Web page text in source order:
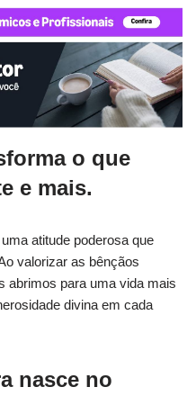
o que
e mais.
atitude poderosa que
valorizar as bênçãos
abrimos para uma vida mais
divina em cada
nasce no